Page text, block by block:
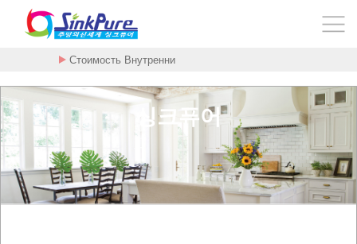
Стоимость Внутренни
싱크퓨어